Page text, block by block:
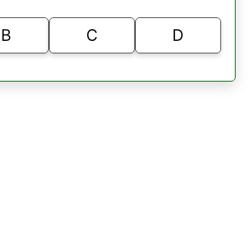
B C D